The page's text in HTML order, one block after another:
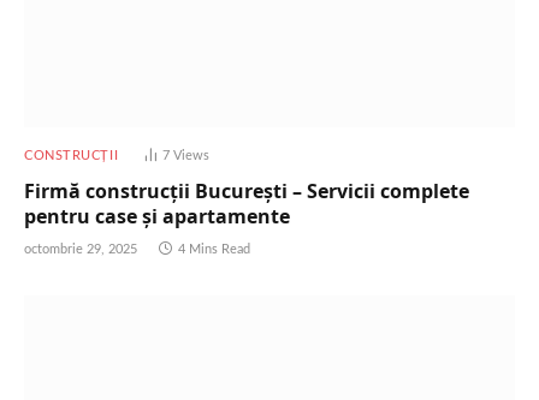
CONSTRUCȚII 7Views
Firmă construcții București – Servicii complete
pentru case și apartamente
octombrie 29, 2025 4 Mins Read